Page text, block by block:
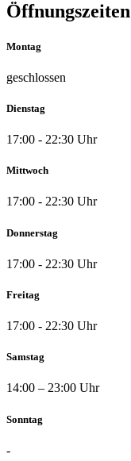
Öffnungszeiten
Montag
geschlossen
Dienstag
17:00 - 22:30 Uhr
Mittwoch
17:00 - 22:30 Uhr
Donnerstag
17:00 - 22:30 Uhr
Freitag
17:00 - 22:30 Uhr
Samstag
14:00 – 23:00 Uhr
Sonntag
-